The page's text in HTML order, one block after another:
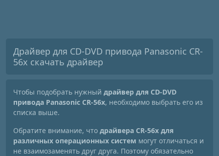
Драйвер для CD-DVD привода Panasonic CR-
56x скачать драйвер
Чтобы подобрать нужный драйвер для CD-DVD
привода Panasonic CR-56x, необходимо выбрать его из
списка выше.
Обратите внимание, что драйвера CR-56x для
различных операционных систем могут отличаться и
не взаимозаменять друг друга. Поэтому обязательно